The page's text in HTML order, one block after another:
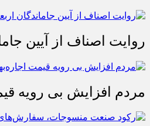
روایت اصناف از آیین
مردم افزایش بی رویه